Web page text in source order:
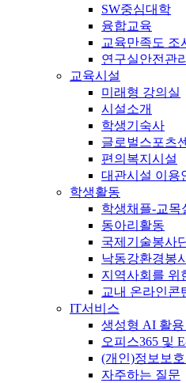
SW중심대학
융합교육
교육만족도 조
연구실안전관
교육시설
미래형 강의실
시설소개
학생기숙사
글로벌스포츠
편의복지시설
대관시설 이용
학생활동
학생채플-교목
동아리활동
국제기술봉사
낙동강환경봉
지역사회를 위
교내 온라인콘
IT서비스
생성형 AI 활
오피스365 및
(개인)정보보
자주하는 질문